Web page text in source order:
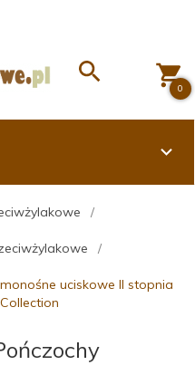
0
uciskowe II stopnia